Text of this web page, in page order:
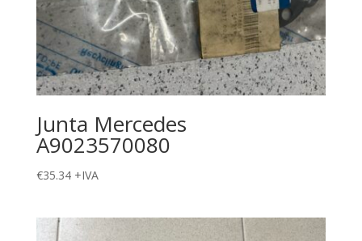
Junta Mercedes
A9023570080
€35.34 +IVA